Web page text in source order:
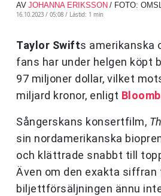
AV JOHANNA ERIKSSON / FOTO:
16.10.2023 / 05:08 / Lästid: 1 min
Taylor Swifts amerikanska
fans har under helgen köpt
97 miljoner dollar, vilket
miljard kronor, enligt
Sångerskans konsertfilm,
sin nordamerikanska
och klättrade snabbt till
Även om den exakta siffran
biljettförsäljningen ännu